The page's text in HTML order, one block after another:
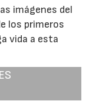
imágenes del
los primeros
vida a esta